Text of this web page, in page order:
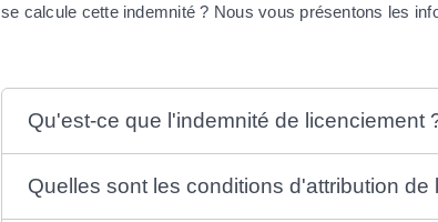
se calcule cette indemnité ? Nous vous présentons les
Qu'est-ce que l'indemnité de licenciement
Quelles sont les conditions d'attribution